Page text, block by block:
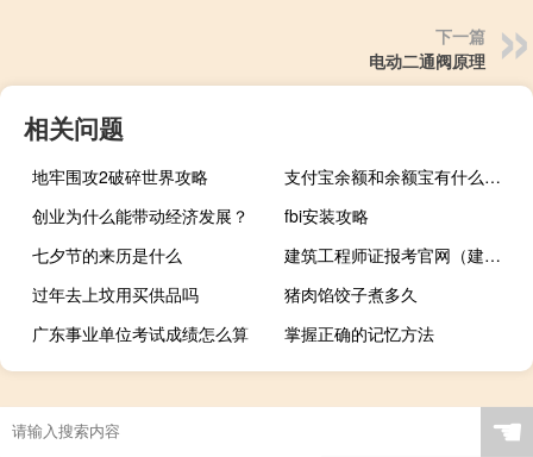
下一篇
电动二通阀原理
相关问题
地牢围攻2破碎世界攻略
支付宝余额和余额宝有什么区别
创业为什么能带动经济发展？
fbi安装攻略
七夕节的来历是什么
建筑工程师证报考官网（建筑工程师证报考条件）
过年去上坟用买供品吗
猪肉馅饺子煮多久
广东事业单位考试成绩怎么算
掌握正确的记忆方法
☚